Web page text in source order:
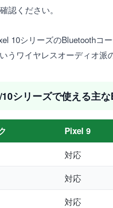
認ください。
10シリーズのBluetoothコ
うワイヤレスオーディオ派
シリーズで使える主
Pixel 9
対応
対応
対応